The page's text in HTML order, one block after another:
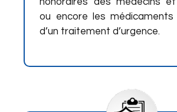
ou encore les
d’un traitement d’urgence.